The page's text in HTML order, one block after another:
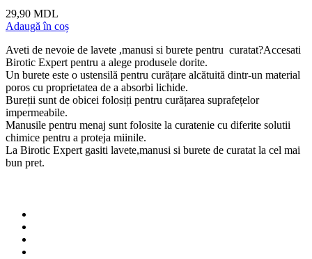
29,90 MDL
Adaugă în coș
Aveti de nevoie de lavete ,manusi si burete pentru curatat?Accesati
Birotic Expert pentru a alege produsele dorite.
Un burete este o ustensilă pentru curățare alcătuită dintr-un material
poros cu proprietatea de a absorbi lichide.
Bureții sunt de obicei folosiți pentru curățarea suprafețelor
impermeabile.
Manusile pentru menaj sunt folosite la curatenie cu diferite solutii
chimice pentru a proteja miinile.
La Birotic Expert gasiti lavete,manusi si burete de curatat la cel mai
bun pret.